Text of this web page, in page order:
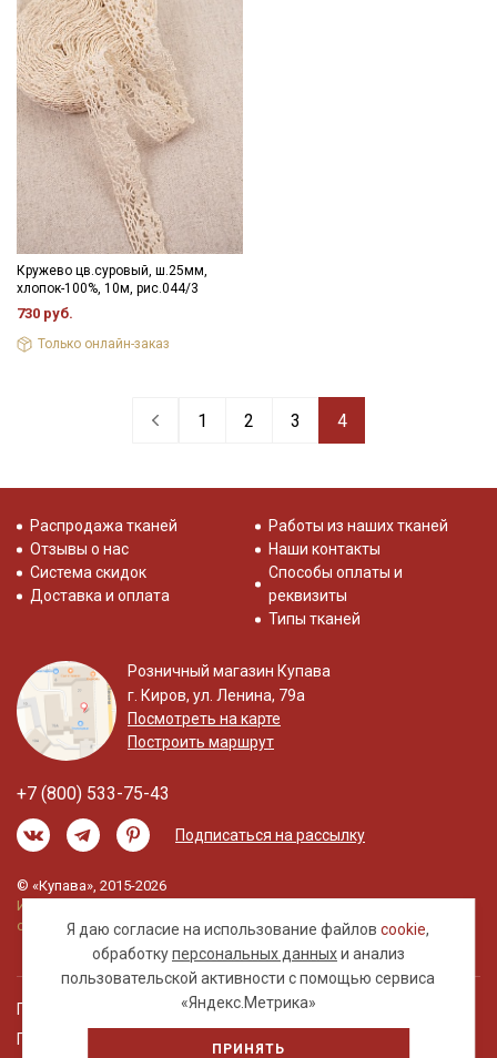
Кружево цв.суровый, ш.25мм,
хлопок-100%, 10м, рис.044/3
730 руб.
Только онлайн-заказ
1 2 3 4
Я даю согласие на использование файловcookie,
обработкуперсональных данныхи анализ
пользовательской активности с помощью сервиса
«Яндекс.Метрика»
ПРИНЯТЬ
Распродажа тканей
Отзывы о нас
Система скидок
Доставка и оплата
Работы из наших тканей
Наши контакты
Способы оплаты и
реквизиты
Типы тканей
Розничный магазин Купава
г. Киров, ул. Ленина, 79а
Посмотреть на карте
Построить маршрут
+7 (800) 533-75-43
Подписаться на рассылку
© «Купава», 2015-2026
Информация на сайте не является публичной
офертой.
Правовая информация
Политика обработки персональных данных